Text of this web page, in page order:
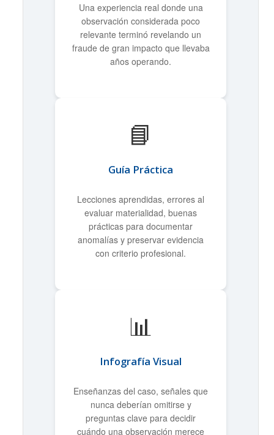
Una experiencia real donde una
observación considerada poco
relevante terminó revelando un
fraude de gran impacto que llevaba
años operando.
📘
Guía Práctica
Lecciones aprendidas, errores al
evaluar materialidad, buenas
prácticas para documentar
anomalías y preservar evidencia
con criterio profesional.
📊
Infografía Visual
Enseñanzas del caso, señales que
nunca deberían omitirse y
preguntas clave para decidir
cuándo una observación merece